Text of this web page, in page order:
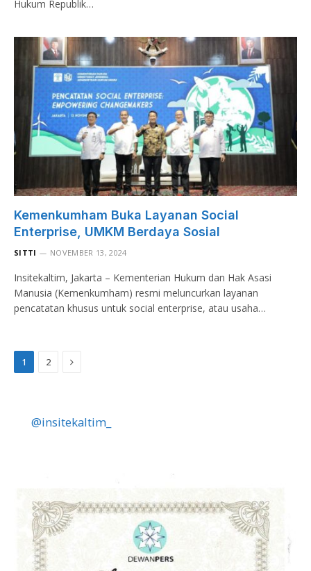
Hukum Republik…
Kemenkumham Buka Layanan Social
Enterprise, UMKM Berdaya Sosial
SITTI NOVEMBER 13, 2024
Insitekaltim, Jakarta – Kementerian Hukum dan Hak Asasi
Manusia (Kemenkumham) resmi meluncurkan layanan
pencatatan khusus untuk social enterprise, atau usaha…
1 2 Next
@insitekaltim_